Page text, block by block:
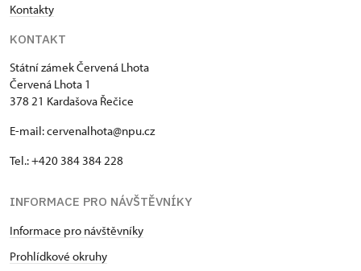
Kontakty
KONTAKT
Státní zámek Červená Lhota
Červená Lhota 1
378 21 Kardašova Řečice
E-mail: cervenalhota@npu.cz
Tel.: +420 384 384 228
INFORMACE PRO NÁVŠTĚVNÍKY
Informace pro návštěvníky
Prohlídkové okruhy